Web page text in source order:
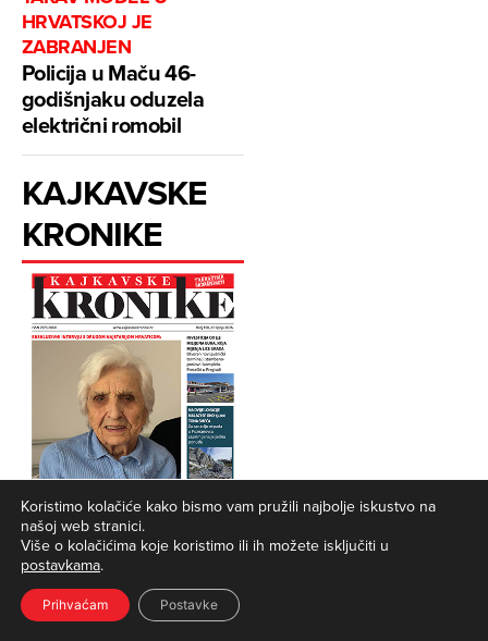
HRVATSKOJ JE
ZABRANJEN
Policija u Maču 46-
godišnjaku oduzela
električni romobil
KAJKAVSKE
KRONIKE
Koristimo kolačiće kako bismo vam pružili najbolje iskustvo na
našoj web stranici.
Više o kolačićima koje koristimo ili ih možete isključiti u
postavkama.
Prihvaćam Postavke